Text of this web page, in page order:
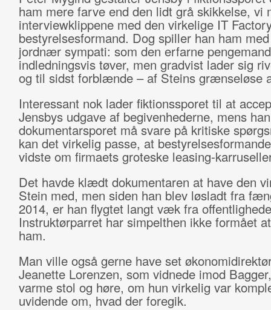
ham mere farve end den lidt grå skikkelse, vi
interviewklippene med den virkelige IT
bestyrelsesformand. Dog spiller han ham
jordnær sympati: som den erfarne
indledningsvis tøver, men gradvist lader sig
og til sidst forblænde – af Steins grænseløse
Interessant nok lader fiktionssporet til at
Jensbys udgave af begivenhederne, mens
dokumentarsporet må svare på kritiske
kan det virkelig passe, at
vidste om firmaets groteske leasing-
Det havde klædt dokumentaren at have den
Stein med, men siden han blev løsladt fra
2014, er han flygtet langt væk fra
Instruktørparret har simpelthen ikke formået
ham.
Man ville også gerne have set
Jeanette Lorenzen, som vidnede imod
varme stol og høre, om hun virkelig var
uvidende om, hvad der foregik.